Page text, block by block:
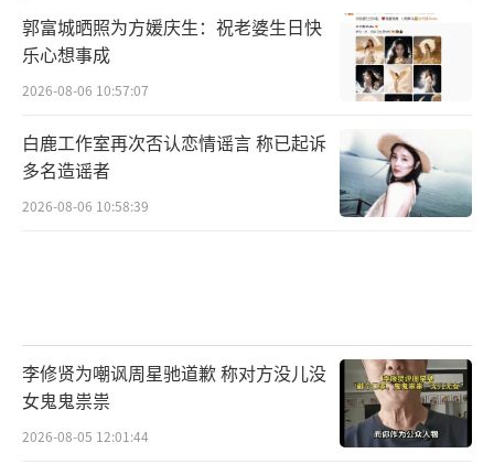
郭富城晒照为方媛庆生：祝老婆生日快
乐心想事成
2026-08-06 10:57:07
白鹿工作室再次否认恋情谣言 称已起诉
多名造谣者
2026-08-06 10:58:39
李修贤为嘲讽周星驰道歉 称对方没儿没
女鬼鬼祟祟
2026-08-05 12:01:44